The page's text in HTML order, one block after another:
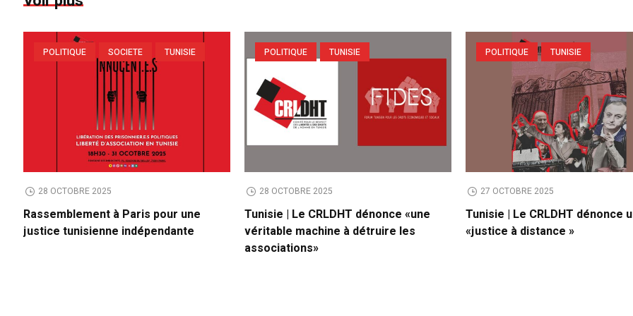
POLITIQUE SOCIETE TUNISIE
28 OCTOBRE 2025
Rassemblement à Paris pour une
justice tunisienne indépendante
POLITIQUE TUNISIE
28 OCTOBRE 2025
Tunisie | Le CRLDHT dénonce «une
véritable machine à détruire les
associations»
POLITIQUE TUNISIE
27 OCTOBRE 2025
Tunisie | Le CRLDHT dénonce
«justice à distance »